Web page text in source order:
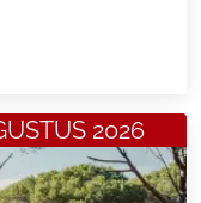
2026